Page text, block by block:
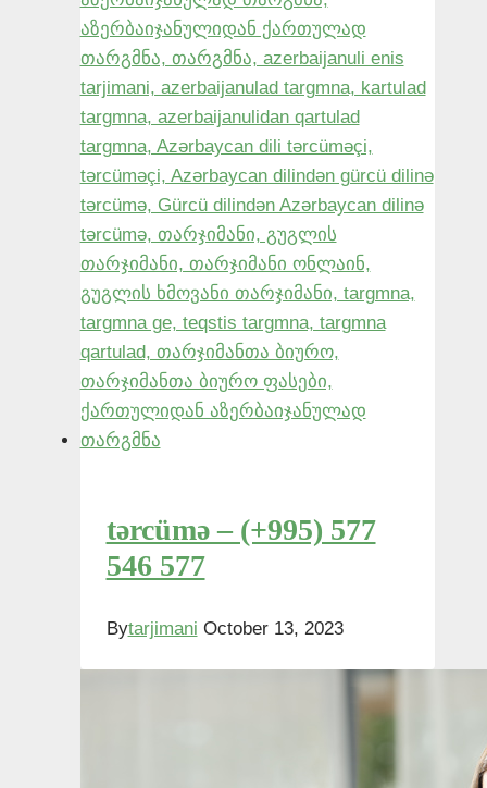
tərcümə – (+995) 577
546 577
Bytarjimani October 13, 2023